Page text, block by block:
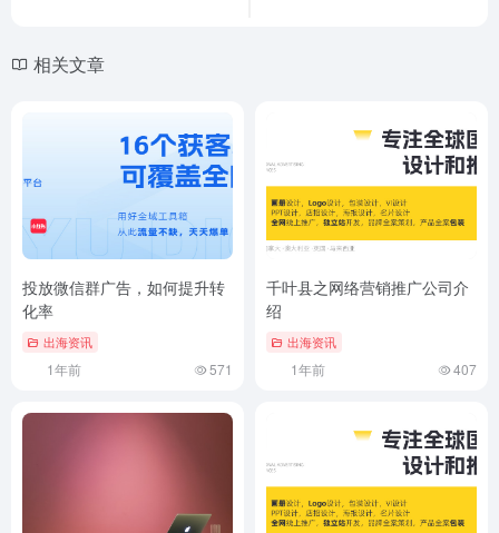
相关文章
投放微信群广告，如何提升转
化率
出海资讯
1年前 571
千叶县之网络营销推广公司介
绍
出海资讯
1年前 407